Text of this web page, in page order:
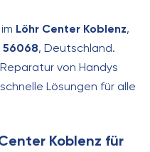
Löhr Center Koblenz,
56068, Deutschland.
von Handys
Lösungen für alle
Koblenz für